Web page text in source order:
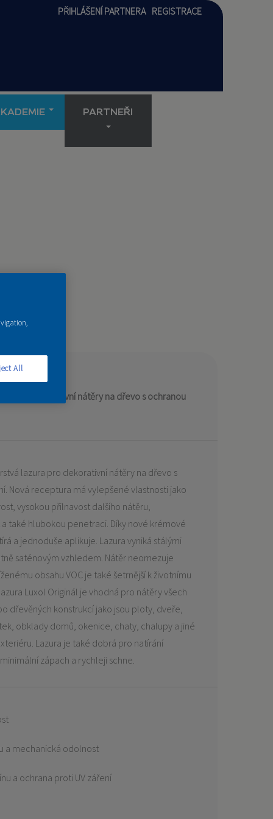
PŘIHLÁŠENÍ PARTNERA REGISTRACE
PARTNEŘI
14 odstínů
pro dekorativní nátěry na dřevo s ochranou
lazura pro dekorativní nátěry na dřevo s
Nová receptura má vylepšené vlastnosti jako
vysokou přilnavost dalšího nátěru,
také hlubokou penetraci. Díky nové krémové
a jednoduše aplikuje. Lazura vyniká stálými
saténovým vzhledem. Nátěr neomezuje
obsahu VOC je také šetrnější k životnímu
Luxol Originál je vhodná pro nátěry všech
dřevěných konstrukcí jako jsou ploty, dveře,
obklady domů, okenice, chaty, chalupy a jiné
Lazura je také dobrá pro natírání
zápach a rychleji schne.
a mechanická odolnost
a ochrana proti UV záření
All